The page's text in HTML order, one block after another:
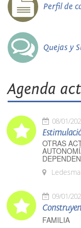
Perfil de
Quejas y
Agenda
08/01/
OTRAS
Ledesma
09/01/
FAMILIA